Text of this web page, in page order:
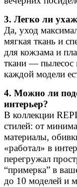
3. Легко ли
Да, уход
мягкая ткань и
для кожзама и
ткани — пылесос
каждой модели
4. Можно ли
интерьер?
В коллекции
стилей: от
материалы,
«работал» в
перегружал
“примерка” в
до 10 моделей и